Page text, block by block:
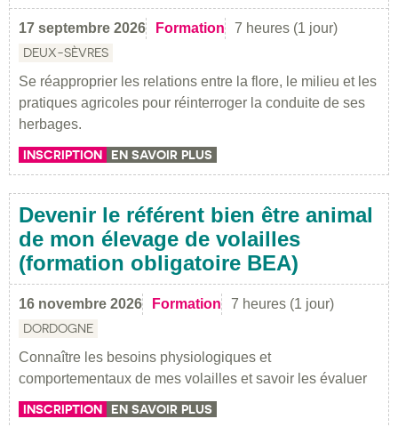
17 septembre 2026 Formation 7 heures (1 jour)
DEUX-SÈVRES
Se réapproprier les relations entre la flore, le milieu et les
pratiques agricoles pour réinterroger la conduite de ses
herbages.
INSCRIPTION EN SAVOIR PLUS
Devenir le référent bien être animal
de mon élevage de volailles
(formation obligatoire BEA)
16 novembre 2026 Formation 7 heures (1 jour)
DORDOGNE
Connaître les besoins physiologiques et
comportementaux de mes volailles et savoir les évaluer
INSCRIPTION EN SAVOIR PLUS